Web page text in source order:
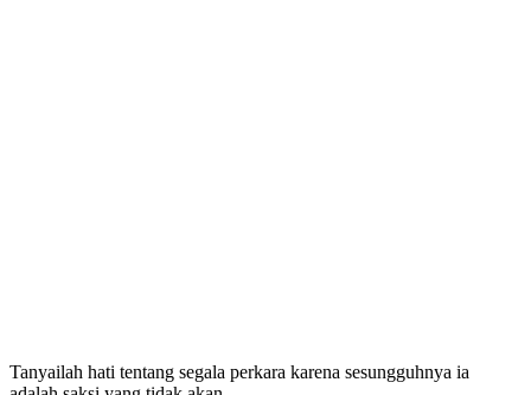
Tanyailah hati tentang segala perkara karena sesungguhnya ia